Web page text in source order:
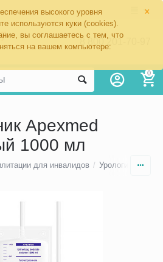
×
высокого уровня
используются куки (cookies).
вы соглашаетесь с тем, что
на вашем компьютере:8 800 201-70-97
0
Apexmed
1000 мл
для инвалидов / Урологические